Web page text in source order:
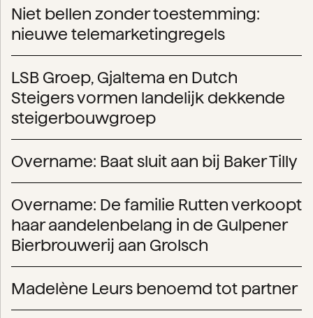
Niet bellen zonder toestemming:
nieuwe telemarketingregels
LSB Groep, Gjaltema en Dutch
Steigers vormen landelijk dekkende
steigerbouwgroep
Overname: Baat sluit aan bij Baker Tilly
Overname: De familie Rutten verkoopt
haar aandelenbelang in de Gulpener
Bierbrouwerij aan Grolsch
Madelène Leurs benoemd tot partner